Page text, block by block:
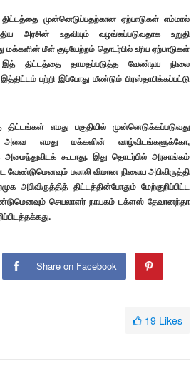
முன்னெடுப்பதற்கான ஏற்பாடுகள் எம்மால்
அரசின் உதவியும் வழங்கப்படுவதாக உறுதி
மக்களின் மீள் குடியேற்றம் தொடர்பில் உரிய ஏற்பாடுகள்
இத் திட்டத்தை தாமதப்படுத்த வேண்டிய நிலை
பற்றி இப்போது மீண்டும் பிரஸ்தாபிக்கப்பட்டு
திட்டங்கள் எமது பகுதியில் முன்னெடுக்கப்படுவது
அவை எமது மக்களின் வாழ்விடங்களுக்கோ,
அமைந்துவிடக் கூடாது. இது தொடர்பில் அரசாங்கம்
பலாலி விமான நிலைய அபிவிருத்தி
அபிவிருத்தித் திட்டத்தின்போதும் மேற்குறிப்பிட்ட
செயலாளர் நாயகம் டக்ளஸ் தேவானந்தா
Share on Facebook
19 Likes